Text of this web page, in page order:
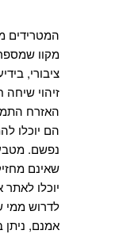
המטרידים
מקוו
ציבורי,
זיהוי
האזרח
הם יוכלו
נפשם.
שאינם
יוכלו
לדרוש ממי
אמנם,